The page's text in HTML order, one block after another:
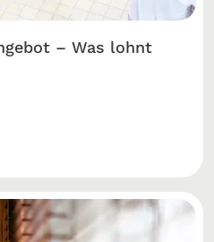
– Was lohnt